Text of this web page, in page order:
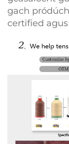
gach
certified agus